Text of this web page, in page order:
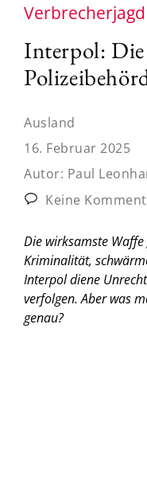
Verbrecherjagd
Interpol:
Ausland
16. Februar 2025
Autor: Paul
Keine
Die wirksamste
Kriminalität,
Interpol diene
verfolgen. Aber was
genau?